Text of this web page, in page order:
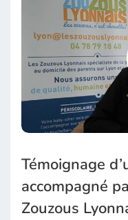
Témoignage
accompagné
Zouzous